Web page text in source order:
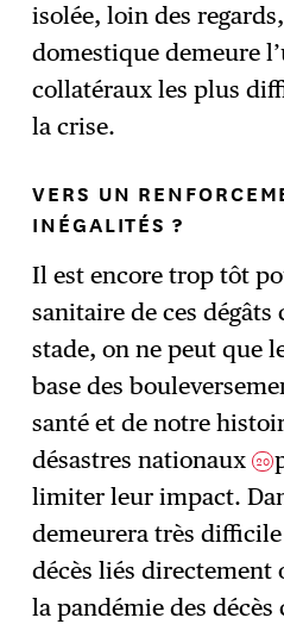
isolée, loin des
domestique demeure
collatéraux les plus
la crise.
VERS UN
INÉGALITÉS ?
Il est encore trop tôt
sanitaire de ces
stade, on ne peut que
base des
santé et de notre
désastres nationaux20
limiter leur impact.
demeurera très
décès liés
la pandémie des